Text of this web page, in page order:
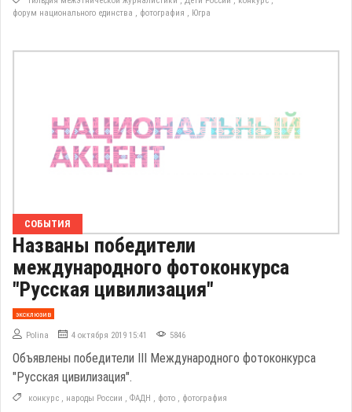
форум национального единства , фотография , Югра
СОБЫТИЯ
Названы победители
международного фотоконкурса
"Русская цивилизация"
эксклюзив
Polina 4 октября 2019 15:41 5846
Объявлены победители III Международного фотоконкурса
"Русская цивилизация".
конкурс , народы России , ФАДН , фото , фотография